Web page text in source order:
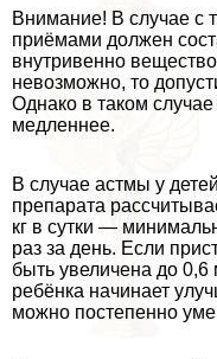
Внимание! В случае с
приёмами должен
внутривенно
невозможно, то
Однако в таком
медленнее.
В случае астмы у
препарата
кг в сутки —
раз за день. Если
быть увеличена до 0,6
ребёнка начинает
можно постепенно